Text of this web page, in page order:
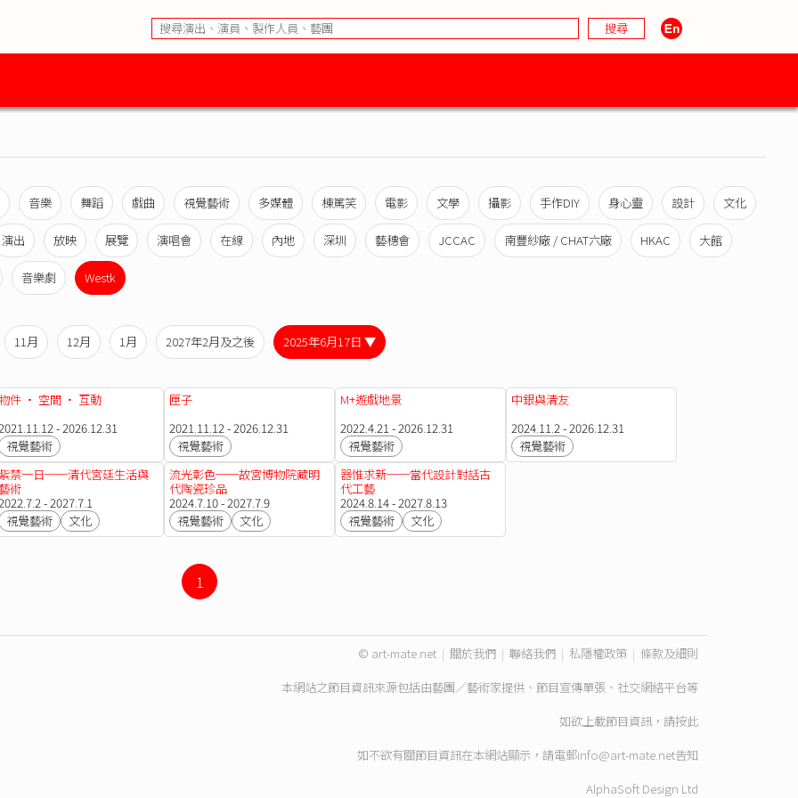
音樂 舞蹈 戲曲 視覺藝術 多媒體 棟篤笑 電影 文學 攝影 手作DIY 身心靈 設計 文化
演出 放映 展覽 演唱會 在線 內地 深圳 藝穗會 JCCAC 南豐紗廠 / CHAT六廠 HKAC 大館
音樂劇 Westk
11月 12月 1月 2027年2月及之後 2025年6月17日 ▼
件 · 空間 · 互動
- 2026.12.31
視覺藝術
匣子
2021.11.12 - 2026.12.31
視覺藝術
M+遊戲地景
2022.4.21 - 2026.12.31
視覺藝術
中銀與清友
2024.11.2 - 2026.12.31
視覺藝術
禁一日──清代宮廷生活與
術
- 2027.7.1
視覺藝術
文化
流光彰色──故宮博物院藏明
代陶瓷珍品
2024.7.10 - 2027.7.9
視覺藝術
文化
器惟求新──當代設計對話古
代工藝
2024.8.14 - 2027.8.13
視覺藝術
文化
1
© art-mate.net | 關於我們 | 聯絡我們 | 私隱權政策 | 條款及細則
本網站之節目資訊來源包括由藝團／藝術家提供、節目宣傳單張、社交網絡平台等
如欲上載節目資訊，請按此
如不欲有關節目資訊在本網站顯示，請電郵info@art-mate.net告知
AlphaSoft Design Ltd